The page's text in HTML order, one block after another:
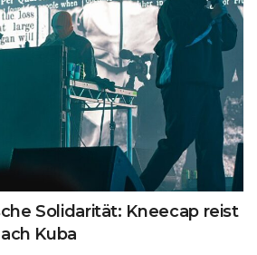
Solidarität: Kneecap reist
Kuba